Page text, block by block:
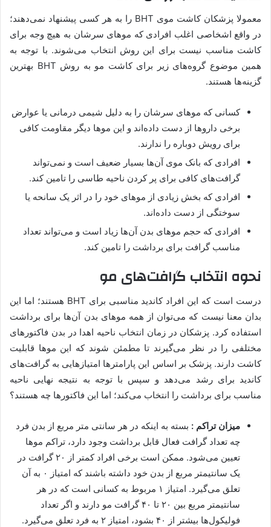
معمولا پزشکان کاشت موی BHT را به هر کسی پیشنهاد نمی‌دهند؛
در واقع اشخاصی اغلب افرادی که موهای سرشان به هیچ وجه برای
کاشت مناسب نیست برای این روش انتخاب می‌شوند. با توجه به
همین موضوع گروه‌های زیر برای کاشت مو به روش BHT بهترین
گزینه‌ها هستند.
کسانی که موهای سرشان را به دلیل شیمی درمانی یا عوارض
برخی داروها از دست داده‌اند و این موها دیگر مقاومت کافی
برای رویش دوباره را ندارند.
افرادی که بانک موی آن‌ها بسیار ضعیف است و نمی‌تواند
گرافت‌های کافی برای پر کردن ناحیه طاسی را تامین کند.
افرادی که بخش زیادی از موهای خود را در اثر یک سانحه یا
سوختگی از دست داده‌اند.
افرادی که حجم موهای بدن آن‌ها زیاد است و می‌تواند تعداد
مناسب گرافت برای برداشت را تامین کند.
نحوه انتخاب گرافت‌های مو
درست است که این افراد کاندید مناسبی برای BHT هستند؛ اما این
بدان معنا نیست که می‌توان از همه موهای بدن آن‌ها برای برداشت
استفاده کرد. پزشکان در زمان انتخاب ناحیه اهدا در بدن فاکتورهای
مختلفی را در نظر می‌گیرند تا مطمئن شوند که این موها قابلیت
کاشت دارند. پزشک بر اساس این پارامترها امتیازهایی به گرافت‌های
کاندید برای رشد می‌دهد و سپس با توجه به نتیجه نهایی ناحیه
مناسب برای برداشت را انتخاب می‌کند؛ اما این فاکتورها چه هستند؟
میزان تراکم : بسته به اینکه در هر سانتی متر مربع از بدن فرد
چه تعداد گرافت فعال قابل برداشت وجود دارد، تراکم موها
تعیین می‌شود. ممکن است برخی افراد کمتر از ۲۰ گرافت در
یک سانتیمتر مربع از بدن خود داشته باشند که امتیاز ۰ به آن
تعلق می‌گیرد. امتیاز ۱ مربوط به کسانی است که در هر
سانتیمتر مربع بین ۲۰ تا ۴۰ گرافت مو دارند و اگر تعداد
فولیکول‌ها بیشتر از ۴۰ بشود، امتیاز ۲ به فرد تعلق می‌گیرد.